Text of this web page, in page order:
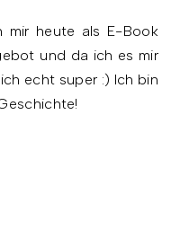
mir heute als E-Book
und da ich es mir
echt super :) Ich bin